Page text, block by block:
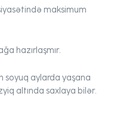
maksimum
hazırlaşmır.
soyuq aylarda yaşana
altında saxlaya bilər.